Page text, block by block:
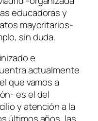
educadoras y
mayoritarios-
sin duda.
e
actualmente
que vamos a
es el del
y atención a la